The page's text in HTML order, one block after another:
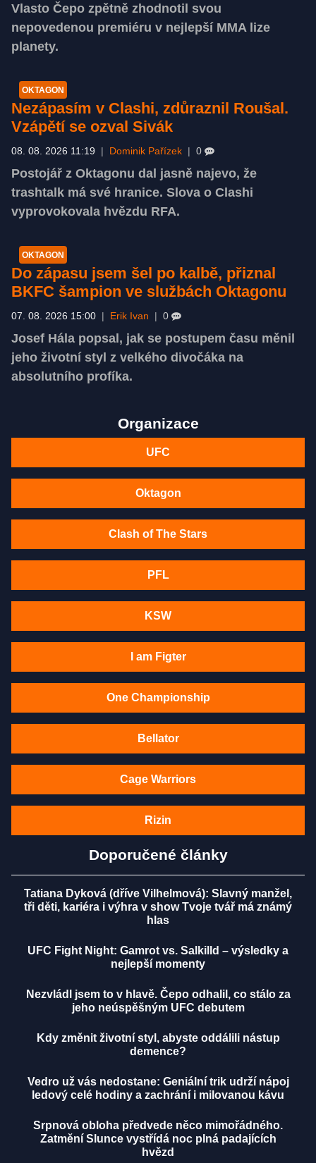
Vlasto Čepo zpětně zhodnotil svou
nepovedenou premiéru v nejlepší MMA lize
planety.
OKTAGON
Nezápasím v Clashi, zdůraznil Roušal.
Vzápětí se ozval Sivák
08. 08. 2026 11:19 | Dominik Pařízek | 0
Postojář z Oktagonu dal jasně najevo, že
trashtalk má své hranice. Slova o Clashi
vyprovokovala hvězdu RFA.
OKTAGON
Do zápasu jsem šel po kalbě, přiznal
BKFC šampion ve službách Oktagonu
07. 08. 2026 15:00 | Erik Ivan | 0
Josef Hála popsal, jak se postupem času měnil
jeho životní styl z velkého divočáka na
absolutního profíka.
Organizace
UFC
Oktagon
Clash of The Stars
PFL
KSW
I am Figter
One Championship
Bellator
Cage Warriors
Rizin
Doporučené články
Tatiana Dyková (dříve Vilhelmová): Slavný manžel,
tři děti, kariéra i výhra v show Tvoje tvář má známý
hlas
UFC Fight Night: Gamrot vs. Salkilld – výsledky a
nejlepší momenty
Nezvládl jsem to v hlavě. Čepo odhalil, co stálo za
jeho neúspěšným UFC debutem
Kdy změnit životní styl, abyste oddálili nástup
demence?
Vedro už vás nedostane: Geniální trik udrží nápoj
ledový celé hodiny a zachrání i milovanou kávu
Srpnová obloha předvede něco mimořádného.
Zatmění Slunce vystřídá noc plná padajících
hvězd